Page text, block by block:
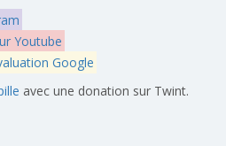
Youtube
Google
avec une donation sur Twint.